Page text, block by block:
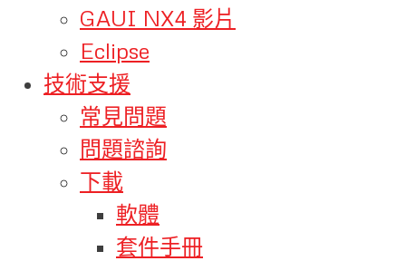
GAUI NX4 影片
Eclipse
技術支援
常見問題
問題諮詢
下載
軟體
套件手冊